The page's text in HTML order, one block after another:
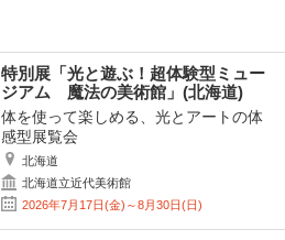
特別展「光と遊ぶ！超体験型ミュー
ジアム 魔法の美術館」(北海道)
体を使って楽しめる、光とアートの体
感型展覧会
北海道
北海道立近代美術館
2026年7月17日(金)～8月30日(日)